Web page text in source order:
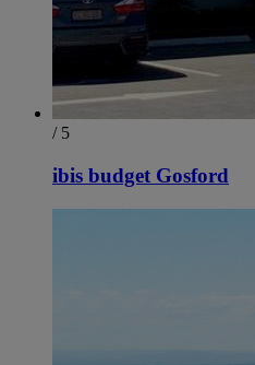
/ 5
ibis budget Gosford